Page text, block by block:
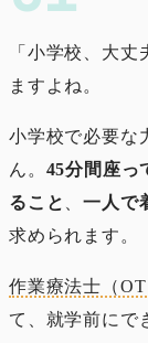
「小学校、大
ますよね。
小学校で必要な
ん。 45分間座っ
ること
、一人で
求められます。
作業療法士（OT
て、就学前にで